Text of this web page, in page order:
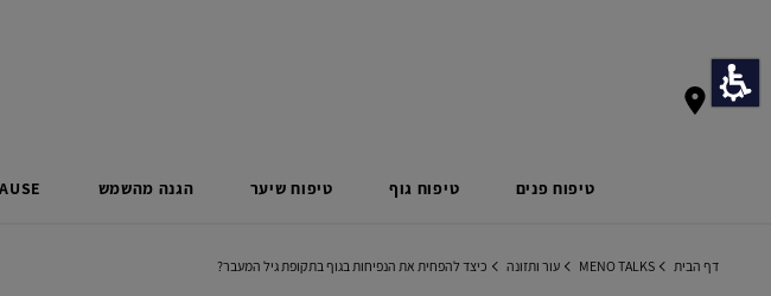
טיפוח פנים טיפוח גוף טיפוח שיער הגנה מהשמש
דף הבית MENO TALKS עור ותזונה כיצד להפחית את הנפיחות בגוף בתקופת גיל המעבר?